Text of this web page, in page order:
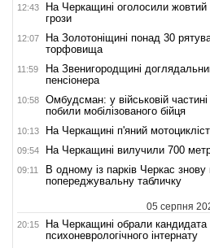
12:43
На Черкащині оголосили жовтий
грози
12:07
На Золотоніщині понад 30
торфовища
11:59
На Звенигородщині
пенсіонера
10:58
Омбудсман: у військовій
побили мобілізованого бійця
10:13 На Черкащині п'яний
09:54 На Черкащині вилучили 700
09:11
В одному із парків Черкас
попереджувальну табличку
05 серпня
20:15
На Черкащині обрали
психоневрологічного інтернату